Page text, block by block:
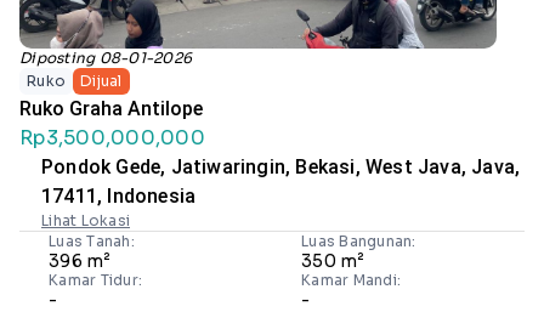
Diposting 08-01-2026
Ruko
Dijual
Ruko Graha Antilope
Rp3,500,000,000
Pondok Gede, Jatiwaringin, Bekasi, West Java, Java,
17411, Indonesia
Lihat Lokasi
Luas Tanah:
396 m²
Luas Bangunan:
350 m²
Kamar Tidur:
-
Kamar Mandi:
-